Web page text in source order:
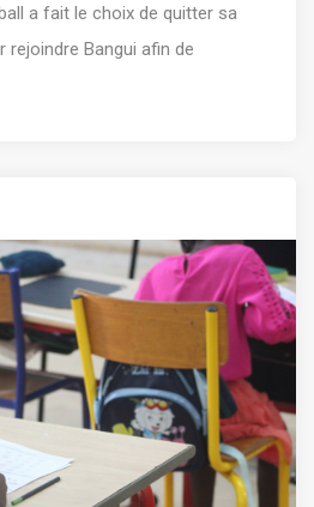
a fait le choix de quitter sa
rejoindre Bangui afin de